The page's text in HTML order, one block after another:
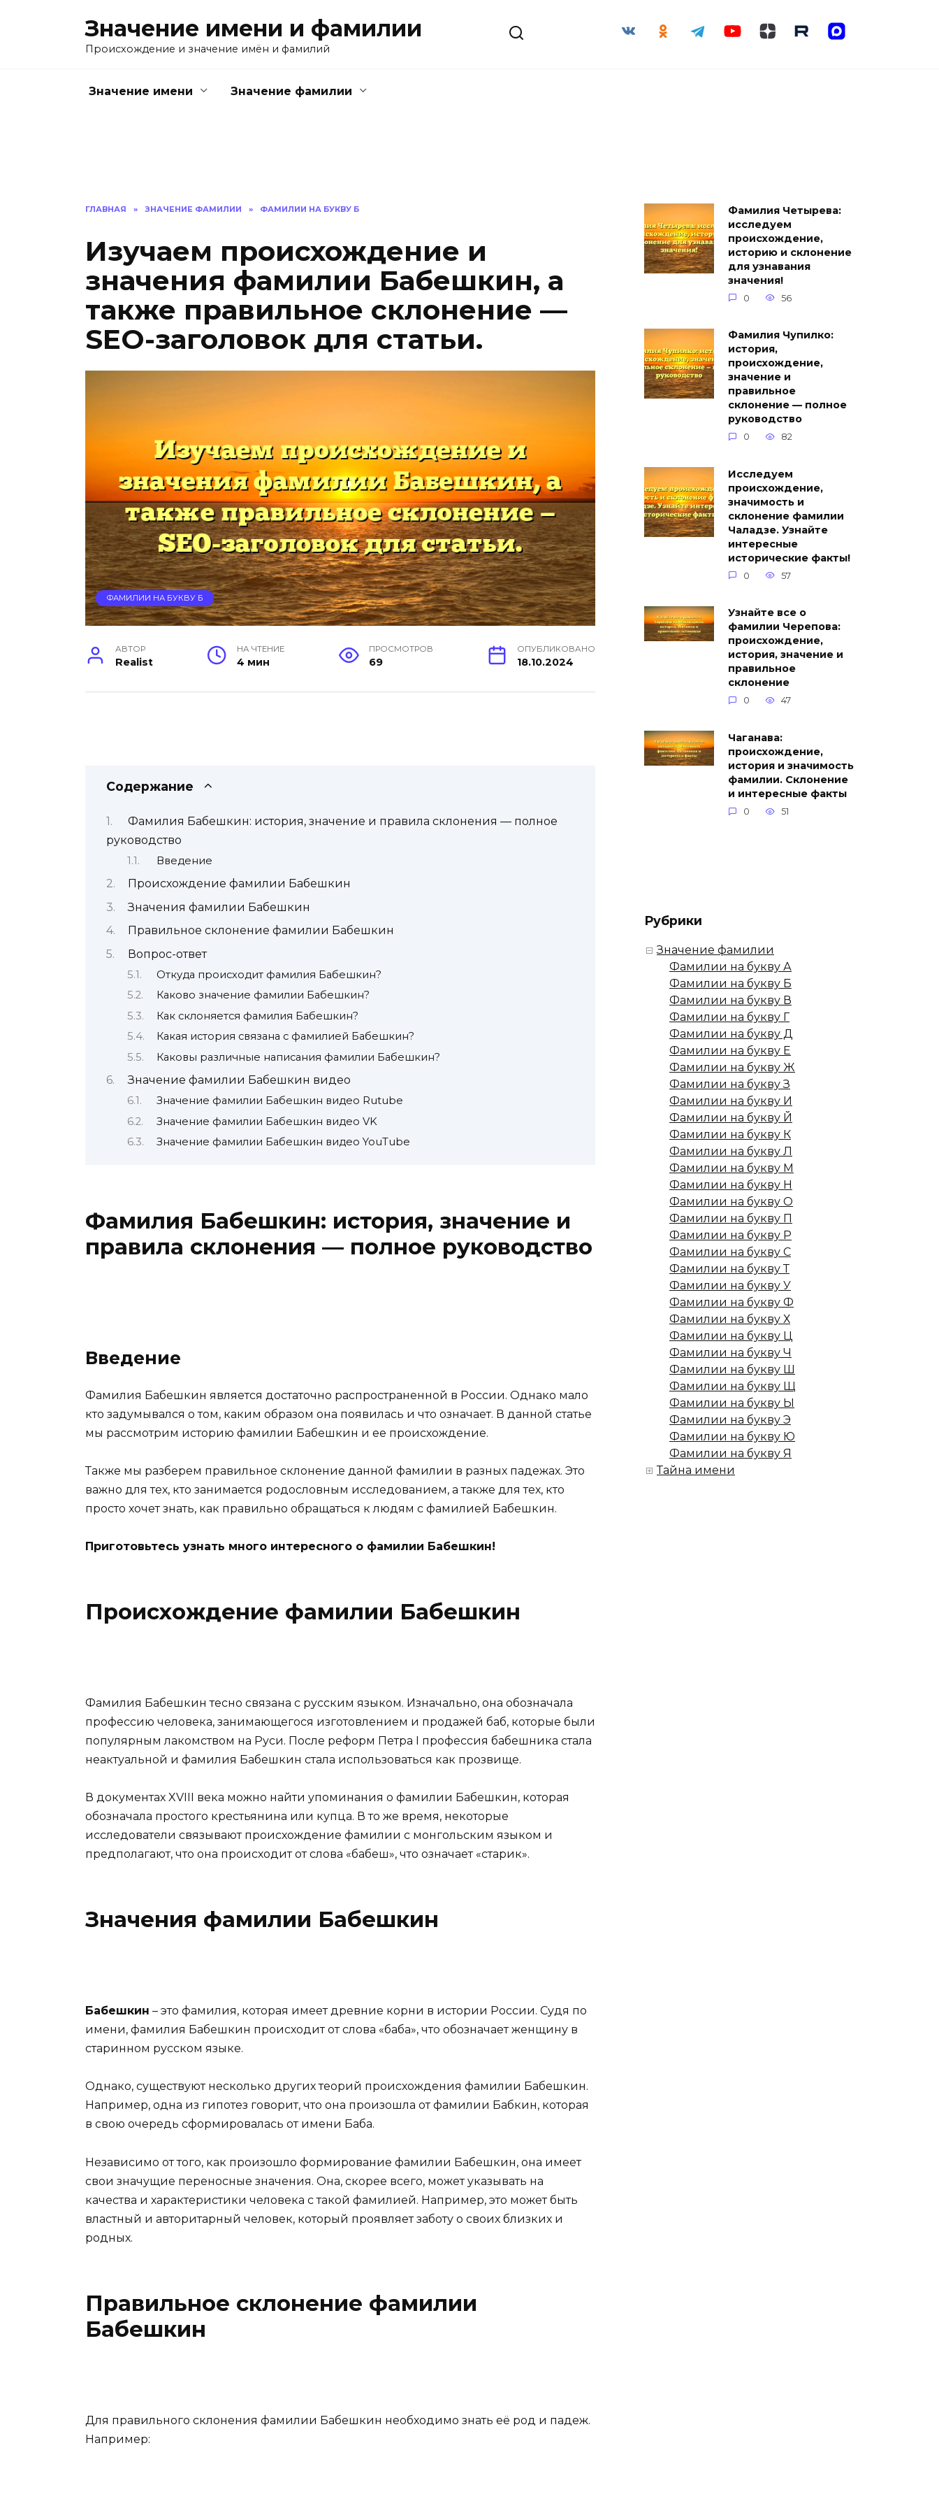
Значение имени и фамилии
Происхождение и значение имён и фамилий
Значение имени Значение фамилии
ГЛАВНАЯ » ЗНАЧЕНИЕ ФАМИЛИИ » ФАМИЛИИ НА БУКВУ Б
Изучаем происхождение и
значения фамилии Бабешкин, а
также правильное склонение —
SEO-заголовок для статьи.
ФАМИЛИИ НА БУКВУ Б
АВТОР
Realist
НА ЧТЕНИЕ
4 мин
ПРОСМОТРОВ
69
ОПУБЛИКОВАНО
18.10.2024
Содержание
Фамилия Бабешкин: история, значение и правила склонения — полное
руководство
Введение
Происхождение фамилии Бабешкин
Значения фамилии Бабешкин
Правильное склонение фамилии Бабешкин
Вопрос-ответ
Откуда происходит фамилия Бабешкин?
Каково значение фамилии Бабешкин?
Как склоняется фамилия Бабешкин?
Какая история связана с фамилией Бабешкин?
Каковы различные написания фамилии Бабешкин?
Значение фамилии Бабешкин видео
Значение фамилии Бабешкин видео Rutube
Значение фамилии Бабешкин видео VK
Значение фамилии Бабешкин видео YouTube
Фамилия Бабешкин: история, значение и
правила склонения — полное руководство
Введение
Фамилия Бабешкин является достаточно распространенной в России. Однако мало
кто задумывался о том, каким образом она появилась и что означает. В данной статье
мы рассмотрим историю фамилии Бабешкин и ее происхождение.
Также мы разберем правильное склонение данной фамилии в разных падежах. Это
важно для тех, кто занимается родословным исследованием, а также для тех, кто
просто хочет знать, как правильно обращаться к людям с фамилией Бабешкин.
Приготовьтесь узнать много интересного о фамилии Бабешкин!
Происхождение фамилии Бабешкин
Фамилия Бабешкин тесно связана с русским языком. Изначально, она обозначала
профессию человека, занимающегося изготовлением и продажей баб, которые были
популярным лакомством на Руси. После реформ Петра I профессия бабешника стала
неактуальной и фамилия Бабешкин стала использоваться как прозвище.
В документах XVIII века можно найти упоминания о фамилии Бабешкин, которая
обозначала простого крестьянина или купца. В то же время, некоторые
исследователи связывают происхождение фамилии с монгольским языком и
предполагают, что она происходит от слова «бабеш», что означает «старик».
Значения фамилии Бабешкин
Бабешкин – это фамилия, которая имеет древние корни в истории России. Судя по
имени, фамилия Бабешкин происходит от слова «баба», что обозначает женщину в
старинном русском языке.
Однако, существуют несколько других теорий происхождения фамилии Бабешкин.
Например, одна из гипотез говорит, что она произошла от фамилии Бабкин, которая
в свою очередь сформировалась от имени Баба.
Независимо от того, как произошло формирование фамилии Бабешкин, она имеет
свои значущие переносные значения. Она, скорее всего, может указывать на
качества и характеристики человека с такой фамилией. Например, это может быть
властный и авторитарный человек, который проявляет заботу о своих близких и
родных.
Правильное склонение фамилии
Бабешкин
Для правильного склонения фамилии Бабешкин необходимо знать её род и падеж.
Например:
Фамилия Четырева:
исследуем
происхождение,
историю и склонение
для узнавания
значения!
0 56
Фамилия Чупилко:
история,
происхождение,
значение и
правильное
склонение — полное
руководство
0 82
Исследуем
происхождение,
значимость и
склонение фамилии
Чаладзе. Узнайте
интересные
исторические факты!
0 57
Узнайте все о
фамилии Черепова:
происхождение,
история, значение и
правильное
склонение
0 47
Чаганава:
происхождение,
история и значимость
фамилии. Склонение
и интересные факты
0 51
Рубрики
Значение фамилии
Фамилии на букву А
Фамилии на букву Б
Фамилии на букву В
Фамилии на букву Г
Фамилии на букву Д
Фамилии на букву Е
Фамилии на букву Ж
Фамилии на букву З
Фамилии на букву И
Фамилии на букву Й
Фамилии на букву К
Фамилии на букву Л
Фамилии на букву М
Фамилии на букву Н
Фамилии на букву О
Фамилии на букву П
Фамилии на букву Р
Фамилии на букву С
Фамилии на букву Т
Фамилии на букву У
Фамилии на букву Ф
Фамилии на букву Х
Фамилии на букву Ц
Фамилии на букву Ч
Фамилии на букву Ш
Фамилии на букву Щ
Фамилии на букву Ы
Фамилии на букву Э
Фамилии на букву Ю
Фамилии на букву Я
Тайна имени